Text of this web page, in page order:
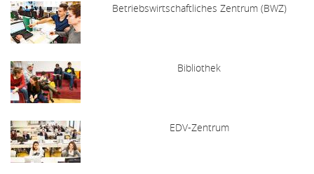
Betriebswirtschaftliches Zentrum (BWZ)
Bibliothek
EDV-Zentrum